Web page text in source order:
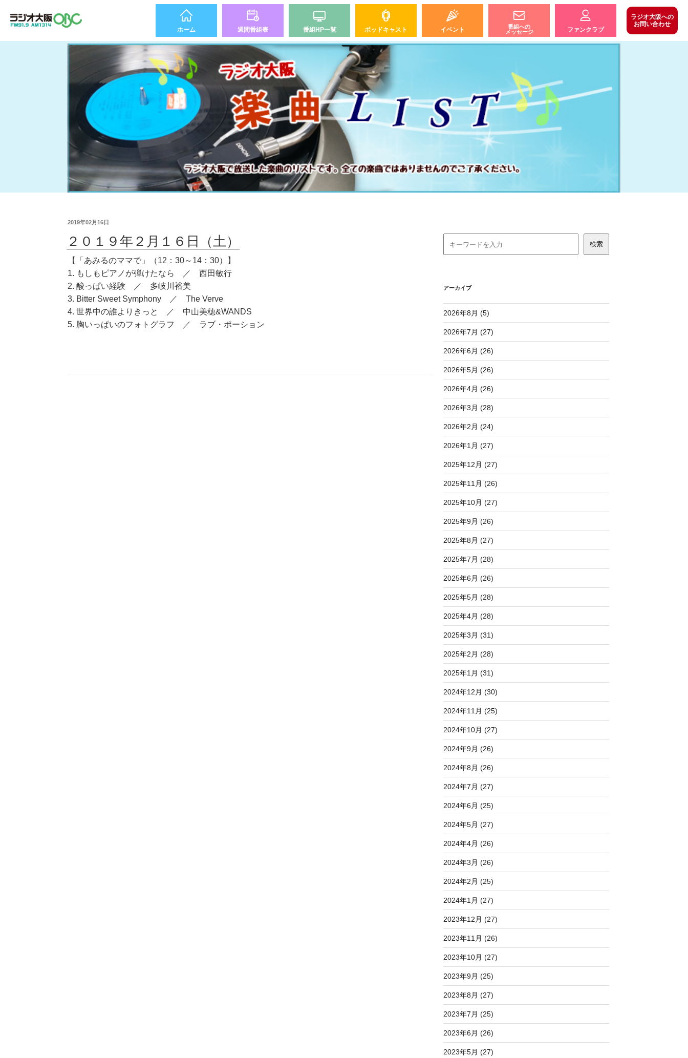
ホーム 週間番組表 番組HP一覧 ポッドキャスト イベント
番組への
メッセージ
ファンクラブ
ラジオ大阪への
お問い合わせ
2019年02月16日
２０１９年２月１６日（土）
【「あみるのママで」（12：30～14：30）】
1. もしもピアノが弾けたなら ／ 西田敏行
2. 酸っぱい経験 ／ 多岐川裕美
3. Bitter Sweet Symphony ／ The Verve
4. 世界中の誰よりきっと ／ 中山美穂&WANDS
5. 胸いっぱいのフォトグラフ ／ ラブ・ポーション
アーカイブ
2026年8月 (5)
2026年7月 (27)
2026年6月 (26)
2026年5月 (26)
2026年4月 (26)
2026年3月 (28)
2026年2月 (24)
2026年1月 (27)
2025年12月 (27)
2025年11月 (26)
2025年10月 (27)
2025年9月 (26)
2025年8月 (27)
2025年7月 (28)
2025年6月 (26)
2025年5月 (28)
2025年4月 (28)
2025年3月 (31)
2025年2月 (28)
2025年1月 (31)
2024年12月 (30)
2024年11月 (25)
2024年10月 (27)
2024年9月 (26)
2024年8月 (26)
2024年7月 (27)
2024年6月 (25)
2024年5月 (27)
2024年4月 (26)
2024年3月 (26)
2024年2月 (25)
2024年1月 (27)
2023年12月 (27)
2023年11月 (26)
2023年10月 (27)
2023年9月 (25)
2023年8月 (27)
2023年7月 (25)
2023年6月 (26)
2023年5月 (27)